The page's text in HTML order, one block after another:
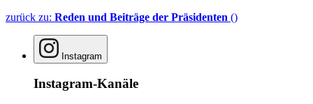
zurück zu: Reden und Beiträge der Präsidenten ()
Instagram
Instagram-Kanäle